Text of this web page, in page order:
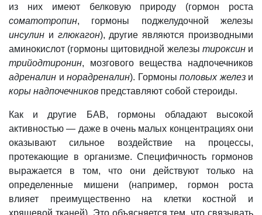
из них имеют белковую природу (гормон роста
соматотропин, гормоны поджелудочной железы
инсулин и глюкагон), другие являются производными
аминокислот (гормоны щитовидной железы тироксини
трийодтиронин, мозгового вещества надпочечников
адреналин и норадреналин). Гормоны половых желези
коры надпочечников представляют собой стероиды.
Как и другие БАВ, гормоны обладают высокой
активностью — даже в очень малых концентрациях они
оказывают сильное воздействие на процессы,
протекающие в организме. Специфичность гормонов
выражается в том, что они действуют только на
определенные мишени (например, гормон роста
влияет преимущественно на клетки костной и